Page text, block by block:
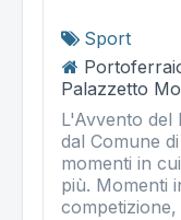
Sport
Palazzetto
L'Avvento del
dal Comune
momenti in
più. Momenti